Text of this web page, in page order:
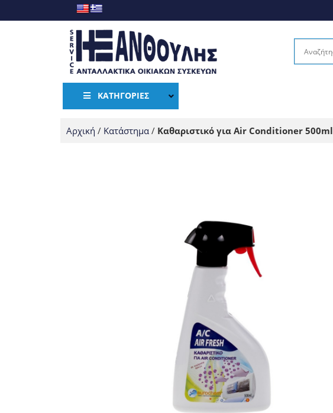
ΚΑΤΗΓΟΡΊΕΣ
Αρχική / Κατάστημα / Καθαριστικό για Air Conditioner 500ml